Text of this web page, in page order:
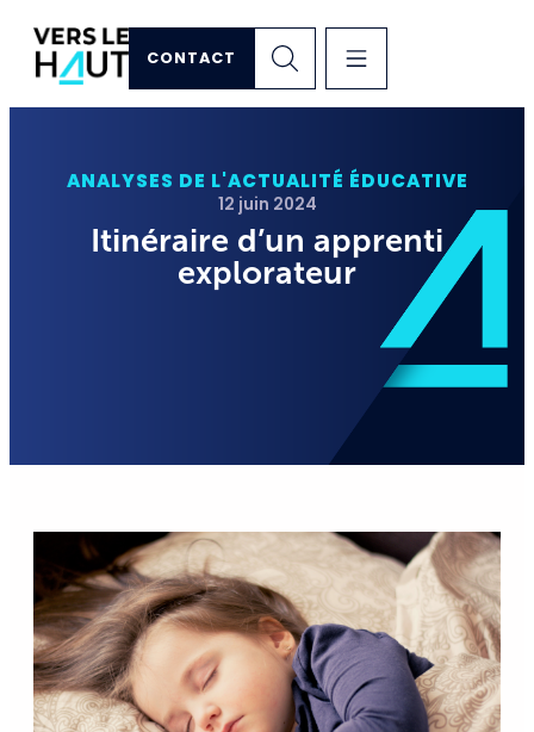
CONTACT
ANALYSES DE L'ACTUALITÉ ÉDUCATIVE
12 juin 2024
Itinéraire d’un apprenti
explorateur